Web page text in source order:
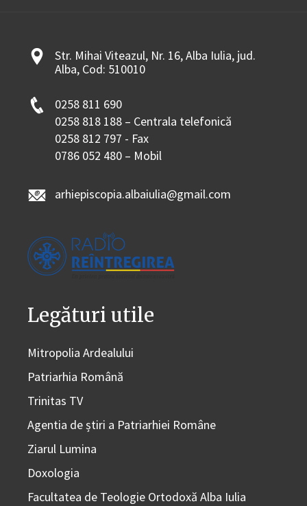
Str. Mihai Viteazul, Nr. 16, Alba Iulia, jud.
Alba, Cod: 510010
0258 811 690
0258 818 188 – Centrala telefonică
0258 812 797 - Fax
0786 052 480 – Mobil
arhiepiscopia.albaiulia@gmail.com
Legături utile
Mitropolia Ardealului
Patriarhia Română
Trinitas TV
Agentia de știri a Patriarhiei Române
Ziarul Lumina
Doxologia
Facultatea de Teologie Ortodoxă Alba Iulia